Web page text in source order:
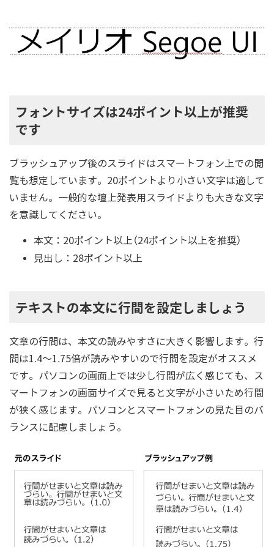
フォントサイズは24ポイント以上が推奨
です
ブラッシュアップ後のスライドはスマートフォン上での閲
覧も想定しています。20ポイントより小さい文字は適して
いません。一般的な壇上発表用スライドよりも大きな文字
を意識してください。
本文：20ポイント以上（24ポイント以上を推奨）
見出し：28ポイント以上
テキストの本文に行間を設定しましょう
文章の行間は、本文の読みやすさに大きく影響します。行
間は1.4～1.75倍が読みやすいので行間を設定がオススメ
です。パソコンの画面上では少し行間が広く感じても、ス
マートフォンの画面サイズで見ると文字が小さいため行間
が狭く感じます。パソコンとスマートフォンの見た目のバ
ランスに配慮しましょう。